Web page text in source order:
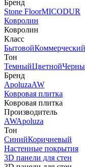
Бренд
Stone FloorMICODUR
Ковролин
Ковролин
Класс
БытовойКоммерческий
Тон
ТемныйЦветной
Бренд
ApoluzaAW
Ковровая плитка
Ковровая плитка
Производитель
AWApoluza
Тон
СинийКоричневый
Настенные покрытия
3D панели для стен